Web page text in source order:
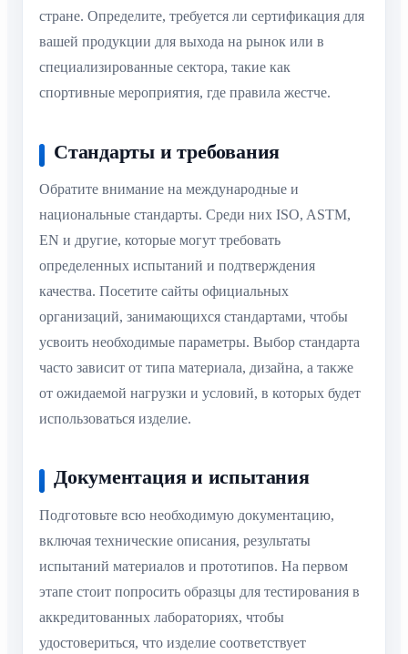
стране. Определите, требуется ли сертификация для
вашей продукции для выхода на рынок или в
специализированные сектора, такие как
спортивные мероприятия, где правила жестче.
Стандарты и требования
Обратите внимание на международные и
национальные стандарты. Среди них ISO, ASTM,
EN и другие, которые могут требовать
определенных испытаний и подтверждения
качества. Посетите сайты официальных
организаций, занимающихся стандартами, чтобы
усвоить необходимые параметры. Выбор стандарта
часто зависит от типа материала, дизайна, а также
от ожидаемой нагрузки и условий, в которых будет
использоваться изделие.
Документация и испытания
Подготовьте всю необходимую документацию,
включая технические описания, результаты
испытаний материалов и прототипов. На первом
этапе стоит попросить образцы для тестирования в
аккредитованных лабораториях, чтобы
удостовериться, что изделие соответствует